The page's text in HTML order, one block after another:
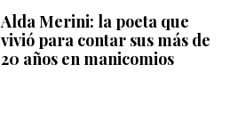
Alda Merini: la poeta que
vivió para contar sus más de
20 años en manicomios